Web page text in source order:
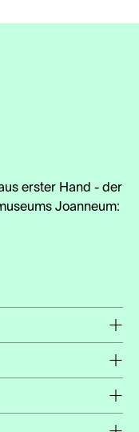
erster Hand - der
Joanneum: